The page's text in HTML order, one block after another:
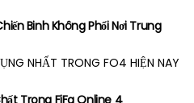
Binh Không Phổi Nơi Trung
NHẤT TRONG FO4 HIỆN NAY